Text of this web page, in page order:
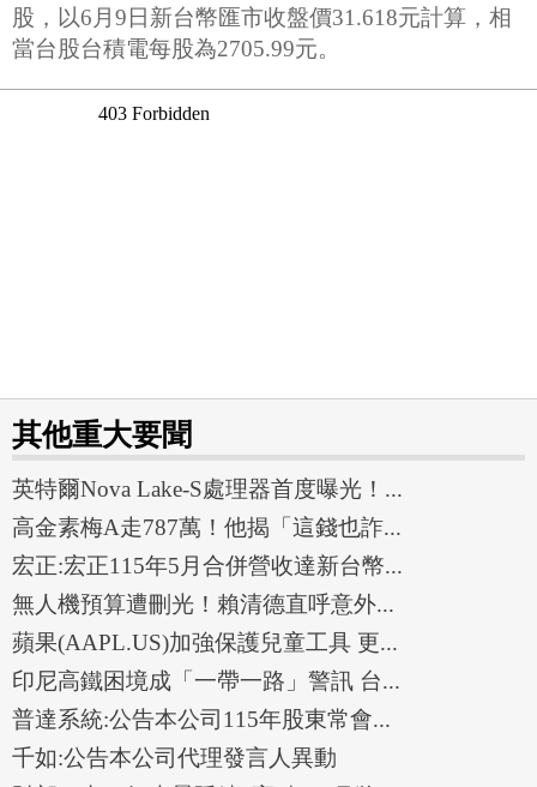
股，以6月9日新台幣匯市收盤價31.618元計算，相
當台股台積電每股為2705.99元。
其他重大要聞
英特爾Nova Lake-S處理器首度曝光！...
高金素梅A走787萬！他揭「這錢也詐...
宏正:宏正115年5月合併營收達新台幣...
無人機預算遭刪光！賴清德直呼意外...
蘋果(AAPL.US)加強保護兒童工具 更...
印尼高鐵困境成「一帶一路」警訊 台...
普達系統:公告本公司115年股東常會...
千如:公告本公司代理發言人異動